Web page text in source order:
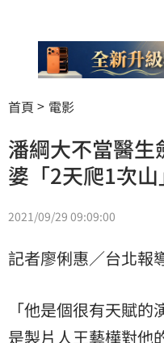
首頁 電影
潘綱大不當醫
婆「2天爬1次山
2021/09/29 09:09:00
記者廖俐惠／台北報
「他是個很有天賦
是製片人王藝樺對他